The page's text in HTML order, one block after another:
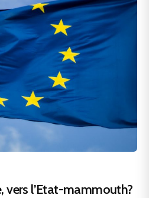
vers l’Etat-mammouth?